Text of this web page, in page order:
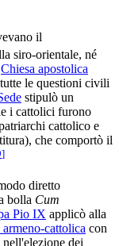
il
siro-orientale, né
Chiesa apostolica
le questioni civili
stipulò un
i cattolici furono
cattolico e
che comportò il
]
diretto
bolla Cum
Pio IX applicò alla
armeno-cattolica con
nell'elezione dei